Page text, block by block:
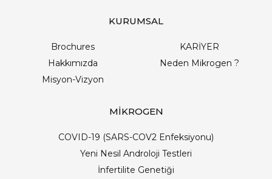
KURUMSAL
Brochures
KARİYER
Hakkımızda
Neden Mikrogen ?
Misyon-Vizyon
MİKROGEN
COVID-19 (SARS-COV2 Enfeksiyonu)
Yeni Nesil Androloji Testleri
İnfertilite Genetiği